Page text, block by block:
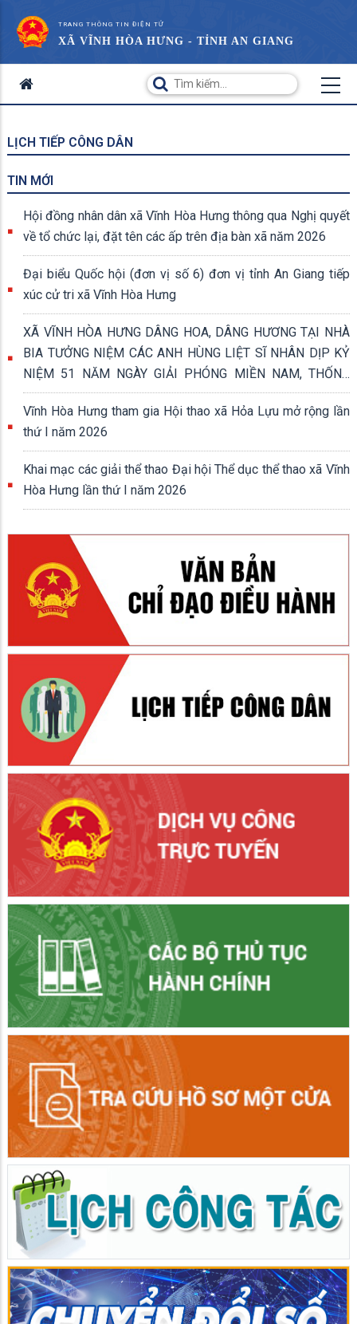
TRANG THÔNG TIN ĐIỆN TỬ
XÃ VĨNH HÒA HƯNG - TỈNH AN GIANG
LỊCH TIẾP CÔNG DÂN
TIN MỚI
Hội đồng nhân dân xã Vĩnh Hòa Hưng thông qua Nghị quyết
về tổ chức lại, đặt tên các ấp trên địa bàn xã năm 2026
Đại biểu Quốc hội (đơn vị số 6) đơn vị tỉnh An Giang tiếp
xúc cử tri xã Vĩnh Hòa Hưng
XÃ VĨNH HÒA HƯNG DÂNG HOA, DÂNG HƯƠNG TẠI NHÀ
BIA TƯỞNG NIỆM CÁC ANH HÙNG LIỆT SĨ NHÂN DỊP KỶ
NIỆM 51 NĂM NGÀY GIẢI PHÓNG MIỀN NAM, THỐNG
NHẤT ĐẤT NƯỚC (30/4/1975 - 30/4/2026)
Vĩnh Hòa Hưng tham gia Hội thao xã Hỏa Lựu mở rộng lần
thứ I năm 2026
Khai mạc các giải thể thao Đại hội Thể dục thể thao xã Vĩnh
Hòa Hưng lần thứ I năm 2026